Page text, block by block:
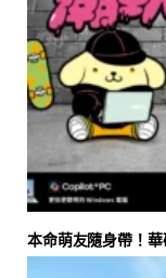
本命萌友隨身帶！